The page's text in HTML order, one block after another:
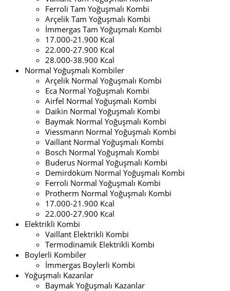
Ferroli Tam Yoğuşmalı Kombi
Arçelik Tam Yoğuşmalı Kombi
İmmergas Tam Yoğuşmalı Kombi
17.000-21.900 Kcal
22.000-27.900 Kcal
28.000-38.900 Kcal
Normal Yoğuşmalı Kombiler
Arçelik Normal Yoğuşmalı Kombi
Eca Normal Yoğuşmalı Kombi
Airfel Normal Yoğuşmalı Kombi
Daikin Normal Yoğuşmalı Kombi
Baymak Normal Yoğuşmalı Kombi
Viessmann Normal Yoğuşmalı Kombi
Vaillant Normal Yoğuşmalı Kombi
Bosch Normal Yoğuşmalı Kombi
Buderus Normal Yoğuşmalı Kombi
Demirdöküm Normal Yoğuşmalı Kombi
Ferroli Normal Yoğuşmalı Kombi
Protherm Normal Yoğuşmalı Kombi
17.000-21.900 Kcal
22.000-27.900 Kcal
Elektrikli Kombi
Vaillant Elektrikli Kombi
Termodinamik Elektrikli Kombi
Boylerli Kombiler
İmmergas Boylerli Kombi
Yoğuşmalı Kazanlar
Baymak Yoğuşmalı Kazanlar